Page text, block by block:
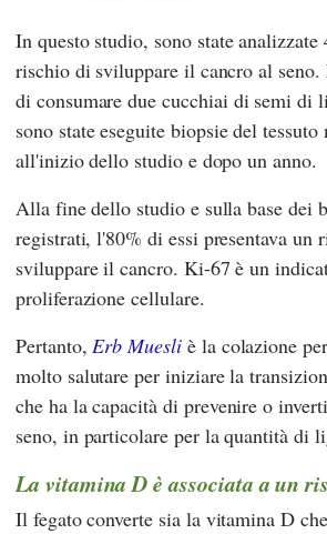
In questo studio, sono state analizzate
rischio di sviluppare il cancro al
di consumare due cucchiai di semi di
sono state eseguite biopsie del
all'inizio dello studio e dopo un anno.
Alla fine dello studio e sulla base dei
registrati, l'80% di essi presentava un
sviluppare il cancro. Ki-67 è un
proliferazione cellulare.
Pertanto, Erb Muesliè la colazione
molto salutare per iniziare la
che ha la capacità di prevenire o
seno, in particolare per la quantità di
La vitamina D è associata a un
Il fegato converte sia la vitamina D